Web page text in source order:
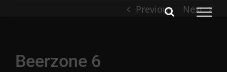
Previous Next
Beerzone 6